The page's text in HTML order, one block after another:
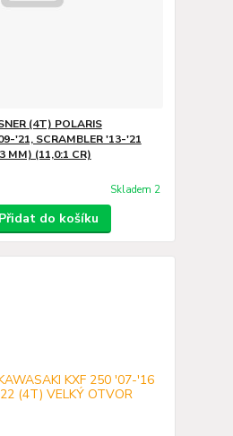
(4T) POLARIS
'21, SCRAMBLER '13-'21
MM) (11,0:1 CR)
Skladem 2
Přidat do košíku